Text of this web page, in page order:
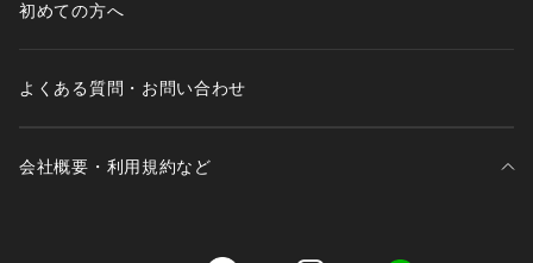
初めての方へ
よくある質問・お問い合わせ
会社概要・利用規約など